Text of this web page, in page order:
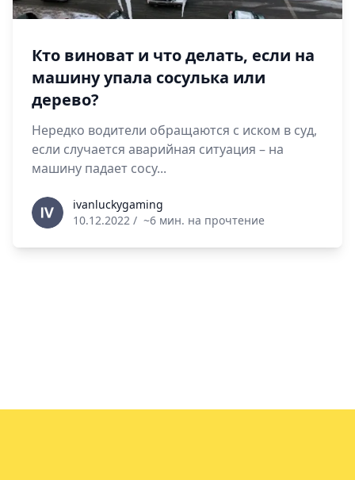
Кто виноват и что делать, если на
машину упала сосулька или
дерево?
Нередко водители обращаются с иском в суд,
если случается аварийная ситуация – на
машину падает сосу...
ivanluckygaming
ivanluckygaming
10.12.2022 / ~6 мин. на прочтение